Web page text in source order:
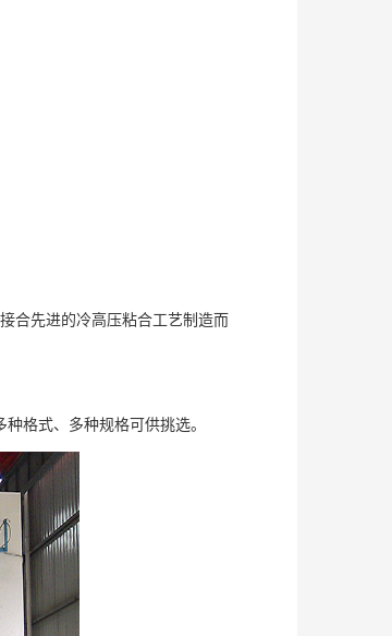
合先进的冷高压粘合工艺制造而
格式、多种规格可供挑选。